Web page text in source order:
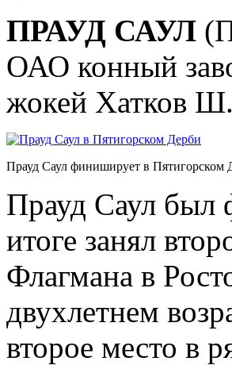
ПРАУД САУЛ
ОАО конный
жокей Хатков
Прауд Саул финиширует в Пятигорском
Прауд Саул был
итоге занял
Флагмана в
двухлетнем
второе место в